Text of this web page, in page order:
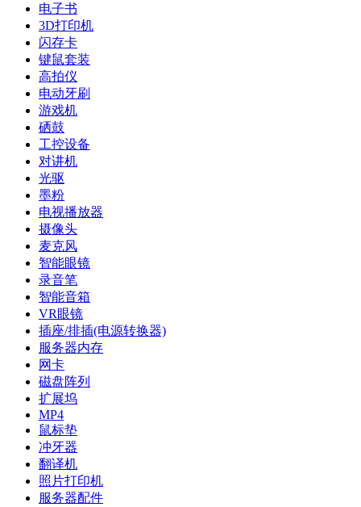
电子书
3D打印机
闪存卡
键鼠套装
高拍仪
电动牙刷
游戏机
硒鼓
工控设备
对讲机
光驱
墨粉
电视播放器
摄像头
麦克风
智能眼镜
录音笔
智能音箱
VR眼镜
插座/排插(电源转换器)
服务器内存
网卡
磁盘阵列
扩展坞
MP4
鼠标垫
冲牙器
翻译机
照片打印机
服务器配件